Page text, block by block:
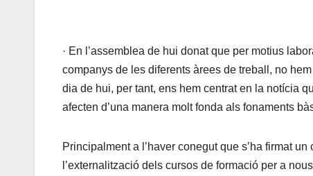
· En l’assemblea de hui donat que per motius
companys de les diferents àrees de treball, no
dia de hui, per tant, ens hem centrat en la notícia
afecten d’una manera molt fonda als fonaments
Principalment a l’haver conegut que s’ha firmat
l’externalització dels cursos de formació per a